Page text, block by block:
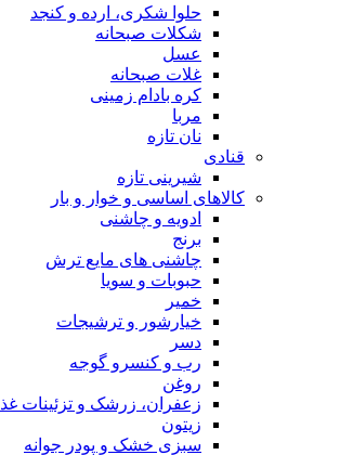
حلوا شکری، ارده و کنجد
شکلات صبحانه
عسل
غلات صبحانه
کره بادام زمینی
مربا
نان تازه
قنادی
شیرینی تازه
کالاهای اساسی و خوار و بار
ادویه و چاشنی
برنج
چاشنی های مایع ترش
حبوبات و سویا
خمیر
خیارشور و ترشیجات
دسر
رب و کنسرو گوجه
روغن
زعفران، زرشک و تزئینات غذا
زیتون
سبزی خشک و پودر جوانه